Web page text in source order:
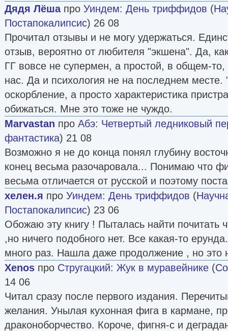
Дядя Лёшапро Уиндем: День триффидов (
Постапокалипсис) 26 08
Прочитал отзывы и не могу удержаться.
отзыв, вероятно от любителя "экшена". Да,
ГГ вовсе не супермен, а простой, в общем-то,
нас. Да и психология не на последнем
оскорбление, а просто характеристика
обижаться. Мне это тоже не чуждо.
Marvastan про Абэ: Четвертый ледниковый
фантастика) 21 08
Возможно я не до конца понял глубину
конец весьма разочаровала... Понимаю что
весьма отличается от русской и поэтому
хелен.я про Уиндем: День триффидов (
Постапокалипсис) 23 06
Обожаю эту книгу ! Пыталась найти почитать
,но ничего подобного нет. Все какая-то
много раз. Нашла даже продолжение , но это
Xenos про Стругацкий: Жук в муравейнике (
14 06
Читал сразу после первого издания.
желания. Унылая кухонная фига в кармане,
драконоборчество. Короче, фигня-с и